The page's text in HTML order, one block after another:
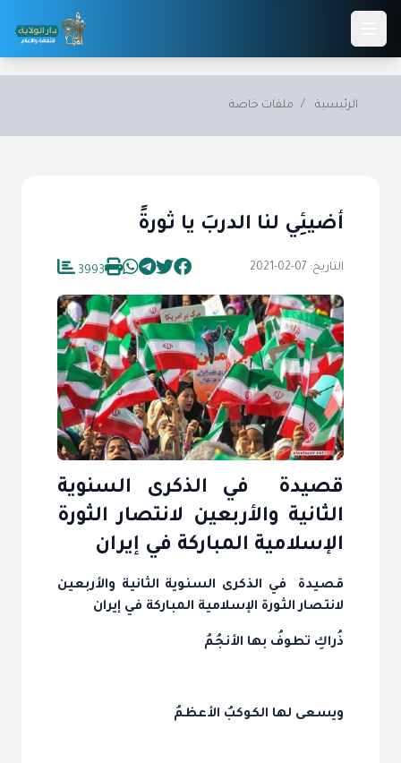
Skip to main content
الرئيسية / ملفات خاصة
أضيئِي لنا الدربَ يا ثورةً
التاريخ: 07-02-2021 3993
قصيدة في الذكرى السنوية
الثانية والأربعين لانتصار الثورة
الإسلامية المباركة في إيران
قصيدة في الذكرى السنوية الثانية والأربعين
لانتصار الثورة الإسلامية المباركة في إيران
ذُراكِ تطوفُ بها الأنجُمُ
ويسعى لها الكوكبُ الأعظمُ